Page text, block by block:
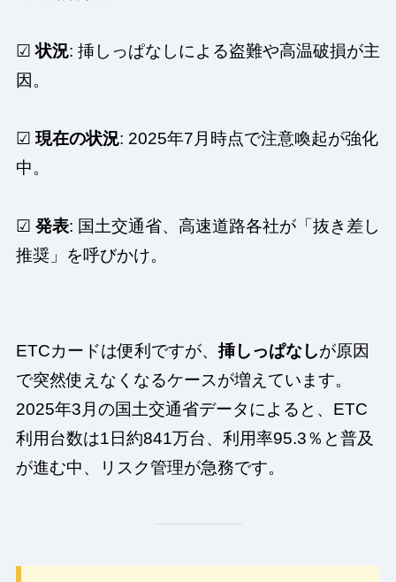
☑状況: 挿しっぱなしによる盗難や高温破損が主
因。
☑ 現在の状況: 2025年7月時点で注意喚起が強化
中。
☑ 発表: 国土交通省、高速道路各社が「抜き差し
推奨」を呼びかけ。
ETCカードは便利ですが、 挿しっぱなしが原因
で突然使えなくなるケースが増えています。
2025年3月の国土交通省データによると、ETC
利用台数は1日約841万台、利用率95.3％と普及
が進む中、リスク管理が急務です。